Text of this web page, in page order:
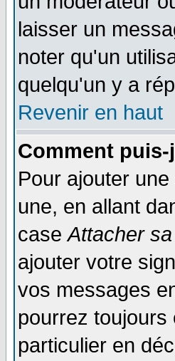
laisser un
noter qu'un
quelqu'un y a
Revenir en haut
Comment
Pour ajouter
une, en allant
caseAttacher
ajouter votre
vos messages
pourrez
particulier en